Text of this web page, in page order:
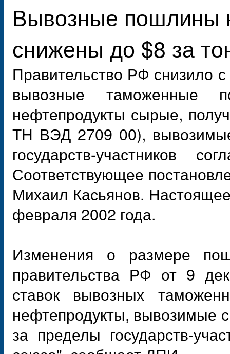
Вывозные пошлины
снижены до $8 за
Правительство РФ снизило
вывозные
нефтепродукты сырые,
ТН ВЭД 2709 00),
государств-участников
Соответствующее
Михаил Касьянов.
февраля 2002 года.
Изменения о размере
правительства РФ от 9
ставок вывозных
нефтепродукты, вывозимые
за пределы государств-